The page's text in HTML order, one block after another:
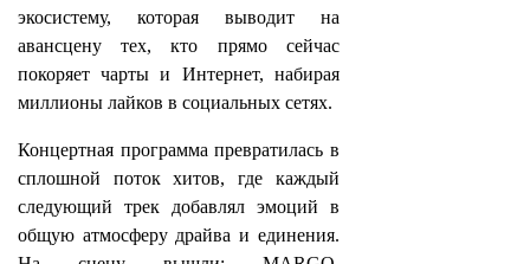
экосистему, которая выводит на
авансцену тех, кто прямо сейчас
покоряет чарты и Интернет, набирая
миллионы лайков в социальных сетях.
Концертная программа превратилась в
сплошной поток хитов, где каждый
следующий трек добавлял эмоций в
общую атмосферу драйва и единения.